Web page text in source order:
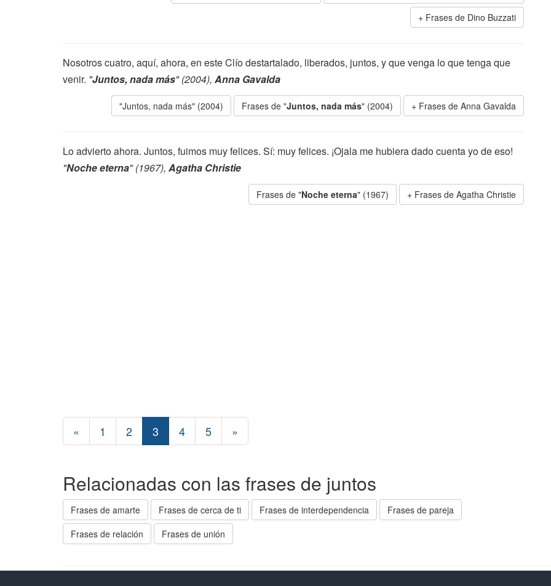
Frases de Dino Buzzati
Nosotros cuatro, aquí, ahora, en este Clío destartalado, liberados, juntos, y que venga lo que tenga que
venir. "Juntos, nada más" (2004), Anna Gavalda
"Juntos, nada más" (2004) Frases de "Juntos, nada más" (2004) Frases de Anna Gavalda
Lo advierto ahora. Juntos, fuimos muy felices. Sí: muy felices. ¡Ojala me hubiera dado cuenta yo de eso!
"Noche eterna" (1967), Agatha Christie
Frases de "Noche eterna" (1967) Frases de Agatha Christie
« 1 2 3 4 5 »
Relacionadas con las frases de juntos
Frases de amarte Frases de cerca de ti Frases de interdependencia
Frases de pareja
Frases de relación
Frases de unión